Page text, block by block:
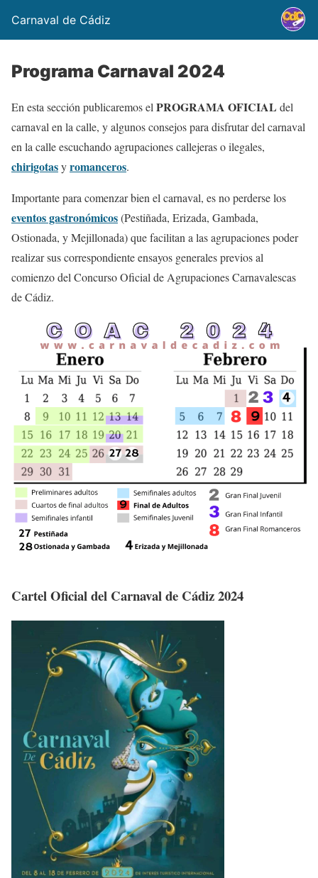
Carnaval de Cádiz
Programa Carnaval 2024
En esta sección publicaremos el PROGRAMA OFICIAL del
carnaval en la calle, y algunos consejos para disfrutar del carnaval
en la calle escuchando agrupaciones callejeras o ilegales,
chirigotasyromanceros.
Importante para comenzar bien el carnaval, es no perderse los
eventos gastronómicos(Pestiñada, Erizada, Gambada,
Ostionada, y Mejillonada) que facilitan a las agrupaciones poder
realizar sus correspondiente ensayos generales previos al
comienzo del Concurso Oficial de Agrupaciones Carnavalescas
de Cádiz.
Cartel Oficial del Carnaval de Cádiz 2024